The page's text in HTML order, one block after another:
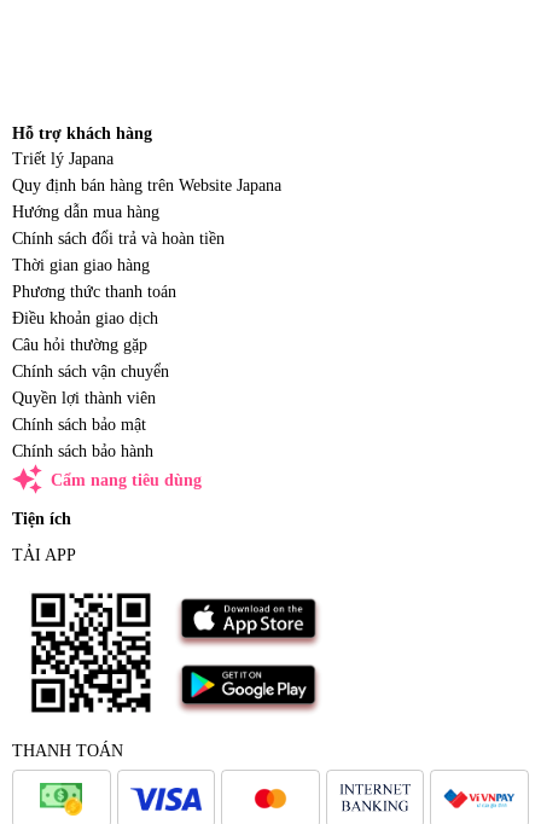
Hỗ trợ khách hàng
Triết lý Japana
Quy định bán hàng trên Website Japana
Hướng dẫn mua hàng
Chính sách đổi trả và hoàn tiền
Thời gian giao hàng
Phương thức thanh toán
Điều khoản giao dịch
Câu hỏi thường gặp
Chính sách vận chuyển
Quyền lợi thành viên
Chính sách bảo mật
Chính sách bảo hành
auto_awesome Cẩm nang tiêu dùng
Tiện ích
TẢI APP
THANH TOÁN